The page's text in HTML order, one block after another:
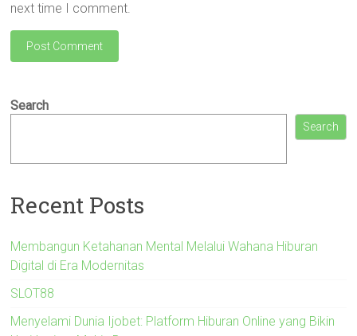
next time I comment.
Search
Search
Recent Posts
Membangun Ketahanan Mental Melalui Wahana Hiburan
Digital di Era Modernitas
SLOT88
Menyelami Dunia Ijobet: Platform Hiburan Online yang Bikin